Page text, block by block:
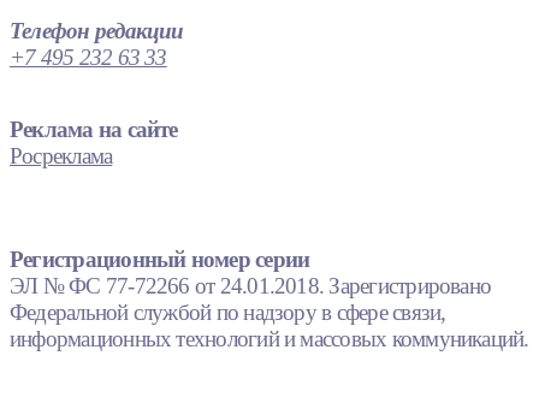
Телефон редакции
+7 495 232 63 33
Реклама на сайте
Росреклама
Регистрационный номер серии
ЭЛ № ФС 77-72266 от 24.01.2018. Зарегистрировано
Федеральной службой по надзору в сфере связи,
информационных технологий и массовых коммуникаций.